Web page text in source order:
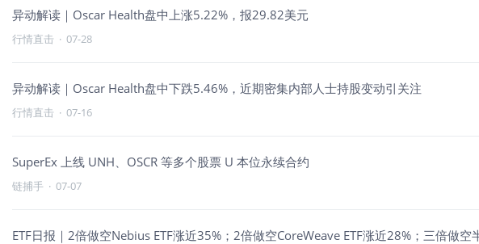
异动解读｜Oscar Health盘中上涨5.22%，报29.82美元
行情直击 · 07-28
异动解读｜Oscar Health盘中下跌5.46%，近期密集内部人士持股变动引关注
行情直击 · 07-16
SuperEx 上线 UNH、OSCR 等多个股票 U 本位永续合约
链捕手 · 07-07
ETF日报｜2倍做空Nebius ETF涨近35%；2倍做空CoreWeave ETF涨近28%；三倍做